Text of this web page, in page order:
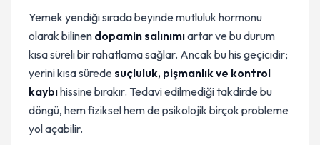
Yemek yendiği sırada beyinde mutluluk hormonu
olarak bilinen dopamin salınımıartar ve bu durum
kısa süreli bir rahatlama sağlar. Ancak bu his geçicidir;
yerini kısa sürede suçluluk, pişmanlık ve kontrol
kaybıhissine bırakır. Tedavi edilmediği takdirde bu
döngü, hem fiziksel hem de psikolojik birçok probleme
yol açabilir.